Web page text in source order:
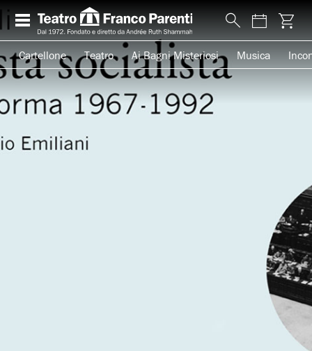
Cartellone Teatro Ai Bagni Misteriosi Musica